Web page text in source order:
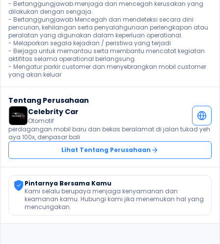
- Bertanggungjawab menjaga dan mencegah kerusakan yang
dilakukan dengan sengaja.
- Bertanggungjawab Mencegah dan mendeteksi secara dini
pencurian, kehilangan serta penyalahgunaan perlengkapan atau
peralatan yang digunakan dalam keperluan operational.
- Melaporkan segala kejadian / peristiwa yang terjadi
- Berjaga untuk memantau serta membantu mencatat kegiatan
aktifitas selama operational berlangsung.
- Mengatur parkir customer dan menyebrangkan mobil customer
yang akan keluar
Tentang Perusahaan
Celebrity Car
Otomotif
perdagangan mobil baru dan bekas beralamat di jalan tukad yeh
aya 100x, denpasar bali
Lihat Tentang Perusahaan
Pintarnya Bersama Kamu
Kami selalu berupaya menjaga kenyamanan dan
keamanan kamu. Hubungi kami jika menemukan hal yang
mencurigakan.